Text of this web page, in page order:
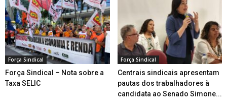
Força Sindical
Força Sindical – Nota sobre a
Taxa SELIC
Força Sindical
Centrais sindicais apresentam
pautas dos trabalhadores à
candidata ao Senado Simone...